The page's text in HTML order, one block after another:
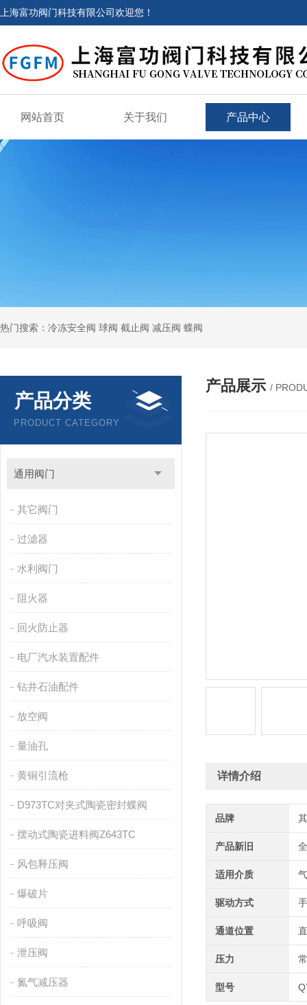
上海富功阀门科技有限公司欢迎您！
网站首页 关于我们 产品中心
热门搜索：冷冻安全阀 球阀 截止阀 减压阀 蝶阀
产品分类
PRODUCT CATEGORY
通用阀门
其它阀门
过滤器
水利阀门
阻火器
回火防止器
电厂汽水装置配件
钻井石油配件
放空阀
量油孔
黄铜引流枪
D973TC对夹式陶瓷密封蝶阀
摆动式陶瓷进料阀Z643TC
风包释压阀
爆破片
呼吸阀
泄压阀
氮气减压器
产品展示 /
详情介绍
品牌
产品新旧
适用介质
驱动方式
通道位置
压力
型号